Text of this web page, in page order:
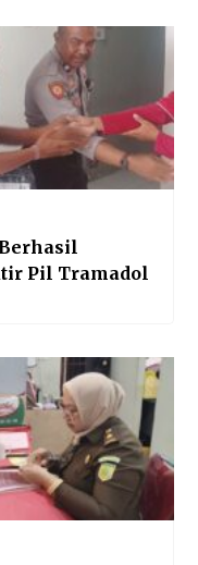
Pil Tramadol